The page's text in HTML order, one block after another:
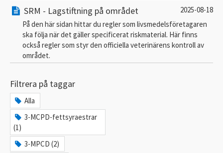
SRM - Lagstiftning på området
2025-08-18
På den här sidan hittar du regler som livsmedelsföretagaren
ska följa när det gäller specificerat riskmaterial. Här finns
också regler som styr den officiella veterinärens kontroll av
området.
Filtrera på taggar
Alla
3-MCPD-fettsyraestrar
(1)
3-MPCD (2)